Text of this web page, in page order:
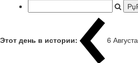
Этот день в истории: 6 Августа